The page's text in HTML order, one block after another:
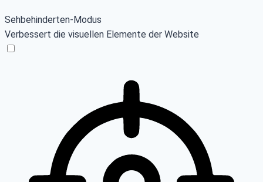
Sehbehinderten-Modus
Verbessert die visuellen Elemente der Website